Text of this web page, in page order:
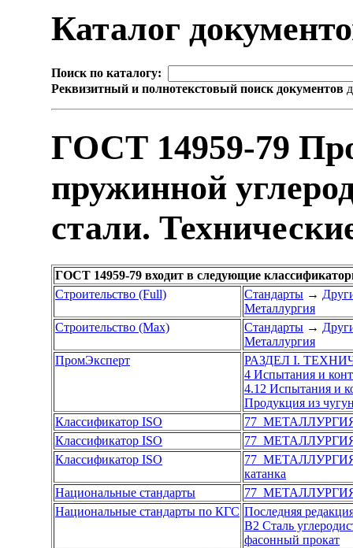
Каталог
Поиск по каталогу:
Реквизитный и полнотекстовый поиск документов
ГОСТ 14959-79
пружинной
стали.
ГОСТ 14959-79 входит в следующие
Строительство (Full)
Стандарты →
Металлургия
Строительство (Max)
Стандарты →
Металлургия
ПромЭксперт
РАЗДЕЛ I.
4 Испытания и
4.12 Испытания и
Продукция из
Классификатор ISO
77
Классификатор ISO
77
Классификатор ISO
77
катанка
Национальные стандарты
77
Национальные стандарты по КГС Последняя
В2 Сталь
фасонный прокат